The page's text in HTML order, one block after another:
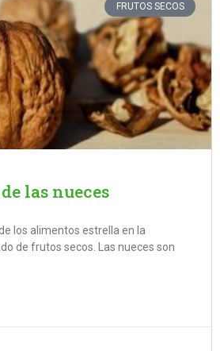
FRUTOS SECOS
las nueces
los alimentos estrella en la
de frutos secos. Las nueces son